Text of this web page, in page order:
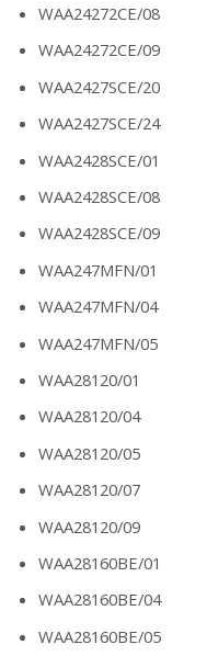
WAA24272CE/08
WAA24272CE/09
WAA2427SCE/20
WAA2427SCE/24
WAA2428SCE/01
WAA2428SCE/08
WAA2428SCE/09
WAA247MFN/01
WAA247MFN/04
WAA247MFN/05
WAA28120/01
WAA28120/04
WAA28120/05
WAA28120/07
WAA28120/09
WAA28160BE/01
WAA28160BE/04
WAA28160BE/05